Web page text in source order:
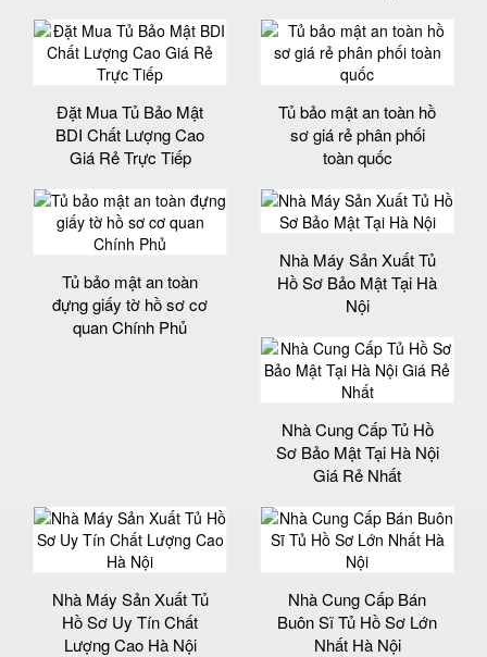
Đặt Mua Tủ Bảo Mật
BDI Chất Lượng Cao
Giá Rẻ Trực Tiếp
Tủ bảo mật an toàn hồ
sơ giá rẻ phân phối
toàn quốc
Tủ bảo mật an toàn
đựng giấy tờ hồ sơ cơ
quan Chính Phủ
Nhà Máy Sản Xuất Tủ
Hồ Sơ Bảo Mật Tại Hà
Nội
Nhà Cung Cấp Tủ Hồ
Sơ Bảo Mật Tại Hà Nội
Giá Rẻ Nhất
Nhà Máy Sản Xuất Tủ
Hồ Sơ Uy Tín Chất
Lượng Cao Hà Nội
Nhà Cung Cấp Bán
Buôn Sĩ Tủ Hồ Sơ Lớn
Nhất Hà Nội